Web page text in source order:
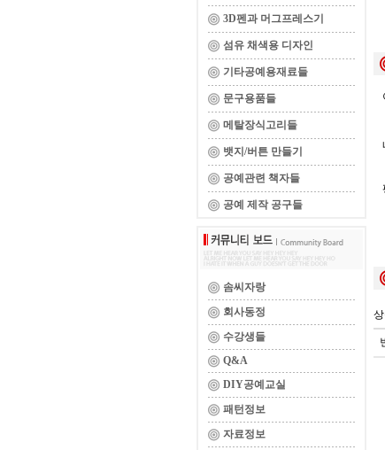
3D펜과 머그프레스기
섬유 채색용 디자인
기타공예용재료들
문구용품들
메탈장식고리들
뱃지/버튼 만들기
공예관련 책자들
공예 제작 공구들
솜씨자랑
회사동정
수강생들
Q&A
DIY공예교실
패턴정보
자료정보